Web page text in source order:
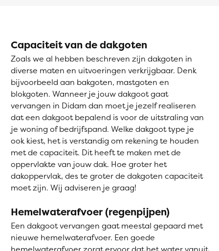
Capaciteit van de dakgoten
Zoals we al hebben beschreven zijn dakgoten in
diverse maten en uitvoeringen verkrijgbaar. Denk
bijvoorbeeld aan bakgoten, mastgoten en
blokgoten. Wanneer je jouw dakgoot gaat
vervangen in Didam dan moet je jezelf realiseren
dat een dakgoot bepalend is voor de uitstraling van
je woning of bedrijfspand. Welke dakgoot type je
ook kiest, het is verstandig om rekening te houden
met de capaciteit. Dit heeft te maken met de
oppervlakte van jouw dak. Hoe groter het
dakoppervlak, des te groter de dakgoten capaciteit
moet zijn. Wij adviseren je graag!
Hemelwaterafvoer (regenpijpen)
Een dakgoot vervangen gaat meestal gepaard met
nieuwe hemelwaterafvoer. Een goede
hemelwaterafvoer zorgt ervoor dat het water vanuit